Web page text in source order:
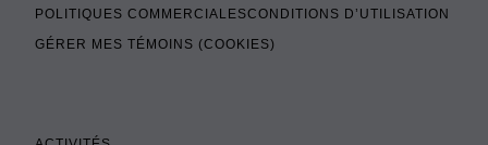
POLITIQUES COMMERCIALESCONDITIONS D’UTILISATION
GÉRER MES TÉMOINS (COOKIES)